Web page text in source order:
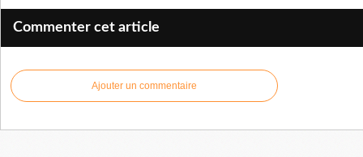
Commenter cet article
Ajouter un commentaire